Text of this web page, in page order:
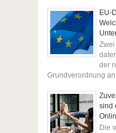
EU-
Zwei
der
Grundverordnung
sind
Die